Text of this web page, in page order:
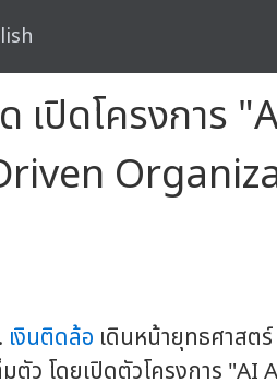
เปิดโครงกา
เงินติดล้อ เดินหน้ายุทธศาสต
ว โดยเปิดตัวโครงการ "AI